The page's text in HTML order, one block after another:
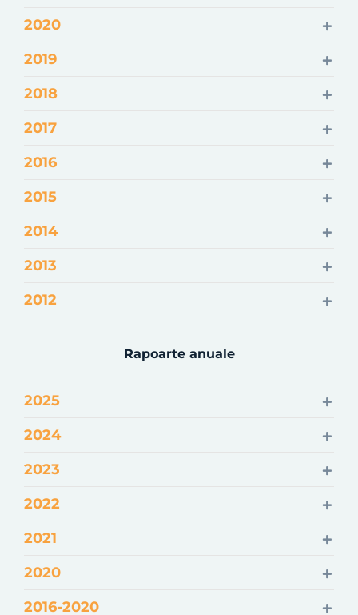
2020
2019
2018
2017
2016
2015
2014
2013
2012
Rapoarte anuale
2025
2024
2023
2022
2021
2020
2016-2020